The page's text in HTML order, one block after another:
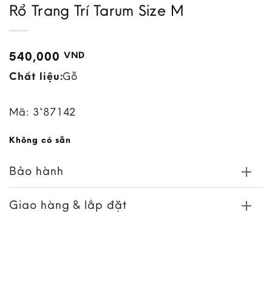
Rổ Trang Trí Tarum Size M
540,000 VND
Chất liệu:Gỗ
Mã: 3*87142
Không có sẵn
Bảo hành
Giao hàng & lắp đặt